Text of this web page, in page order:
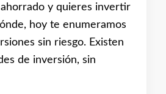
y quieres invertir
hoy te enumeramos
sin riesgo. Existen
de inversión, sin